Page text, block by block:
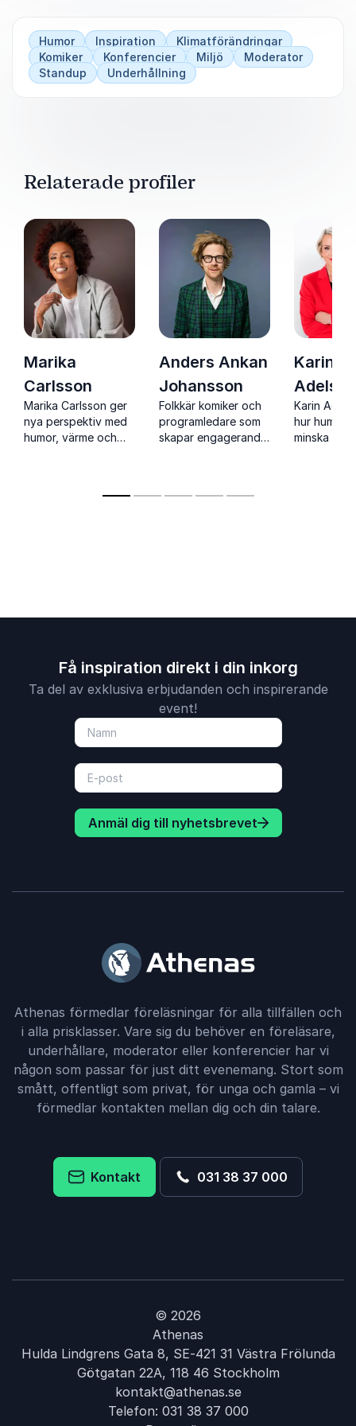
Humor Inspiration
Klimatförändringar
Komiker
Konferencier Miljö
Moderator
Standup
Underhållning
Relaterade profiler
Marika
Carlsson
Marika Carlsson ger
nya perspektiv med
humor, värme och
Anders Ankan
Johansson
Folkkär komiker och
programledare som
skapar engagerande
typer av publik.
Karin
Karin
hur humor
minska
Få inspiration direkt i din inkorg
Ta del av exklusiva erbjudanden och inspirerande
event!
Anmäl dig till nyhetsbrevet
Athenas förmedlar föreläsningar för alla tillfällen och
i alla prisklasser. Vare sig du behöver en föreläsare,
underhållare, moderator eller konferencier har vi
någon som passar för just ditt evenemang. Stort som
smått, offentligt som privat, för unga och gamla – vi
förmedlar kontakten mellan dig och din talare.
Kontakt 031 38 37 000
© 2026
Athenas
Hulda Lindgrens Gata 8, SE-421 31 Västra Frölunda
Götgatan 22A, 118 46 Stockholm
kontakt@athenas.se
Telefon: 031 38 37 000